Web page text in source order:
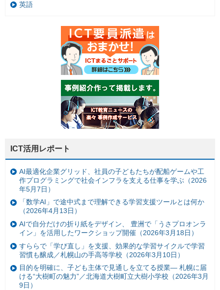
英語
ICT活用レポート
AI最適化企業グリッド、社員の子どもたちが配船ゲームや工
作プログラミングで社会インフラを支える仕事を学ぶ（2026
年5月7日）
「数学AI」で途中式まで理解できる学習支援ツールとは何か
（2026年4月13日）
AIで自分だけの折り紙をデザイン、 豊洲で「うさプロオンラ
イン」を活用したワークショップ開催（2026年3月18日）
すららで「学び直し」を支援、効果的な学習サイクルで学習
習慣も醸成／札幌山の手高等学校（2026年3月10日）
目的を明確に、子ども主体で見通しを立てる授業— 札幌に届
ける“大樹町の魅力”／北海道大樹町立大樹小学校（2026年3月
9日）